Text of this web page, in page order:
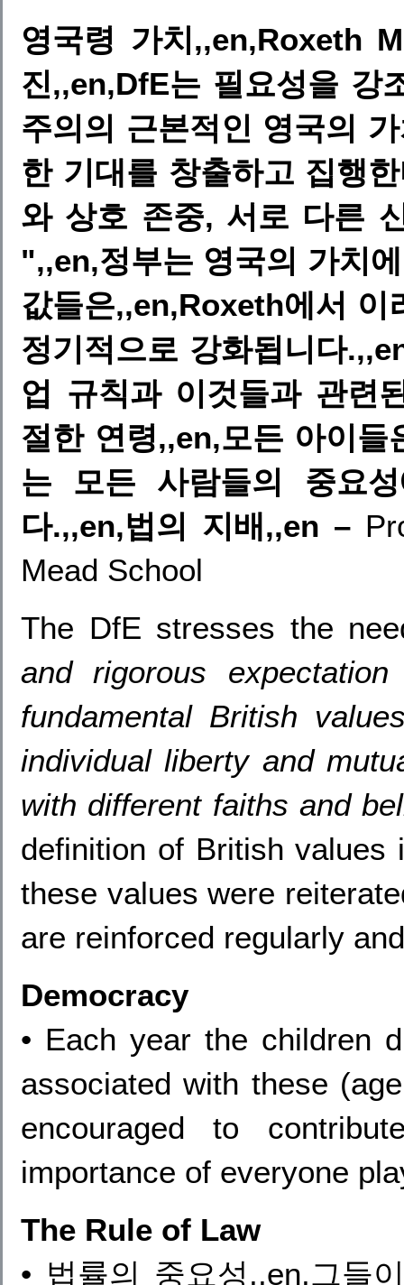
영국령 가치,,en,Roxeth
진,,en,DfE는 필요성을 강
주의의 근본적인 영국의
한 기대를 창출하고 집행
와 상호 존중, 서로 다른
",,en,정부는 영국의 가치
값들은,,en,Roxeth에서 이
정기적으로 강화됩니다
업 규칙과 이것들과 관련
절한 연령,,en,모든 아이
는 모든 사람들의 중요
다.,,en,법의 지배,,en –
Mead School
The DfE stresses the
and rigorous
fundamental British
individual liberty and
with different faiths and
definition of British values
these values were
are reinforced regularly
Democracy
• Each year the children
associated with these
encouraged to
importance of everyone
The Rule of Law
• 법률의 중요성,,en,그들